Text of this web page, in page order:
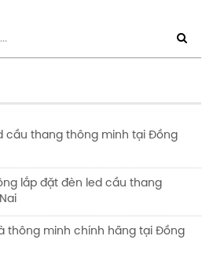
cầu thang thông minh tại Đồng
lắp đặt đèn led cầu thang
thông minh chính hãng tại Đồng